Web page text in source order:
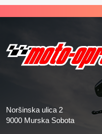
Noršinska ulica 2
9000 Murska Sobota